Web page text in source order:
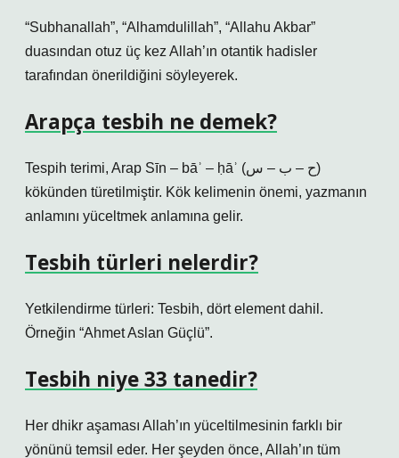
“Subhanallah”, “Alhamdulillah”, “Allahu Akbar”
duasından otuz üç kez Allah’ın otantik hadisler
tarafından önerildiğini söyleyerek.
Arapça tesbih ne demek?
Tespih terimi, Arap Sīn – bāʾ – ḥāʾ (ح – ب – س)
kökünden türetilmiştir. Kök kelimenin önemi, yazmanın
anlamını yüceltmek anlamına gelir.
Tesbih türleri nelerdir?
Yetkilendirme türleri: Tesbih, dört element dahil.
Örneğin “Ahmet Aslan Güçlü”.
Tesbih niye 33 tanedir?
Her dhikr aşaması Allah’ın yüceltilmesinin farklı bir
yönünü temsil eder. Her şeyden önce, Allah’ın tüm